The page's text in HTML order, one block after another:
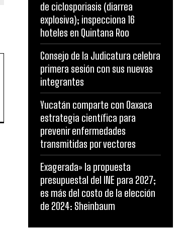
de ciclosporiasis (diarrea
explosiva); inspecciona 16
hoteles en Quintana Roo
Consejo de la Judicatura celebra
primera sesión con sus nuevas
integrantes
Yucatán comparte con Oaxaca
estrategia científica para
prevenir enfermedades
transmitidas por vectores
Exagerada» la propuesta
presupuestal del INE para 2027;
es más del costo de la elección
de 2024: Sheinbaum